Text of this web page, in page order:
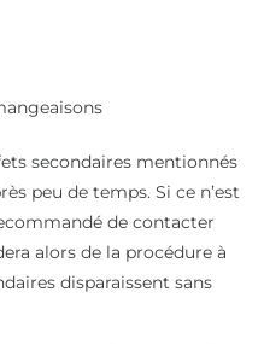
secondaires mentionnés
peu de temps. Si ce n’est
de contacter
alors de la procédure à
disparaissent sans